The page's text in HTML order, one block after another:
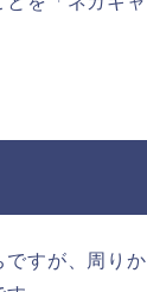
ですが、周りか